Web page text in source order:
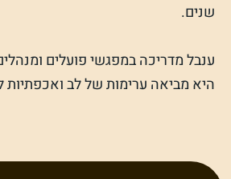
שנים.
ענבל מדריכה במפגשי פועלים
היא מביאה ערימות של לב ואכפתיות